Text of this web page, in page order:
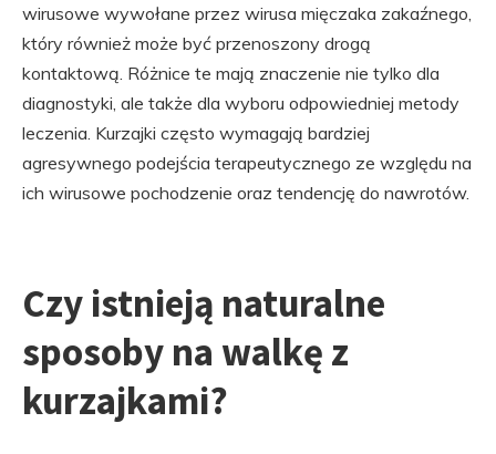
wirusowe wywołane przez wirusa mięczaka zakaźnego,
który również może być przenoszony drogą
kontaktową. Różnice te mają znaczenie nie tylko dla
diagnostyki, ale także dla wyboru odpowiedniej metody
leczenia. Kurzajki często wymagają bardziej
agresywnego podejścia terapeutycznego ze względu na
ich wirusowe pochodzenie oraz tendencję do nawrotów.
Czy istnieją naturalne
sposoby na walkę z
kurzajkami?